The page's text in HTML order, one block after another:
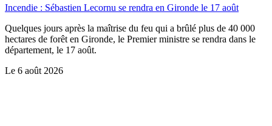
Incendie : Sébastien Lecornu se rendra en Gironde le 17 août
Quelques jours après la maîtrise du feu qui a brûlé plus de 40 000
hectares de forêt en Gironde, le Premier ministre se rendra dans le
département, le 17 août.
Le 6 août 2026